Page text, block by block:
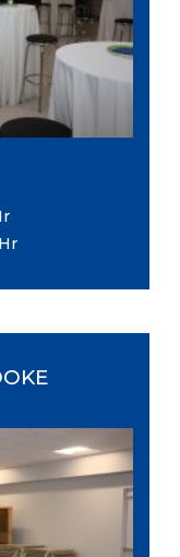
(Inclus
frais
pi